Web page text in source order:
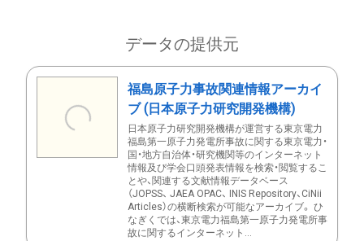
データの提供元
福島原子力事故関連情報アーカイ
ブ (日本原子力研究開発機構)
日本原子力研究開発機構が運営する東京電力
福島第一原子力発電所事故に関する東京電力・
国・地方自治体・研究機関等のインターネット
情報及び学会口頭発表情報を検索・閲覧するこ
とや、関連する文献情報データベース
（JOPSS、 JAEA OPAC、 INIS Repository、CiNii
Articles）の横断検索が可能なアーカイブ。 ひ
なぎくでは、東京電力福島第一原子力発電所事
故に関するインターネット...